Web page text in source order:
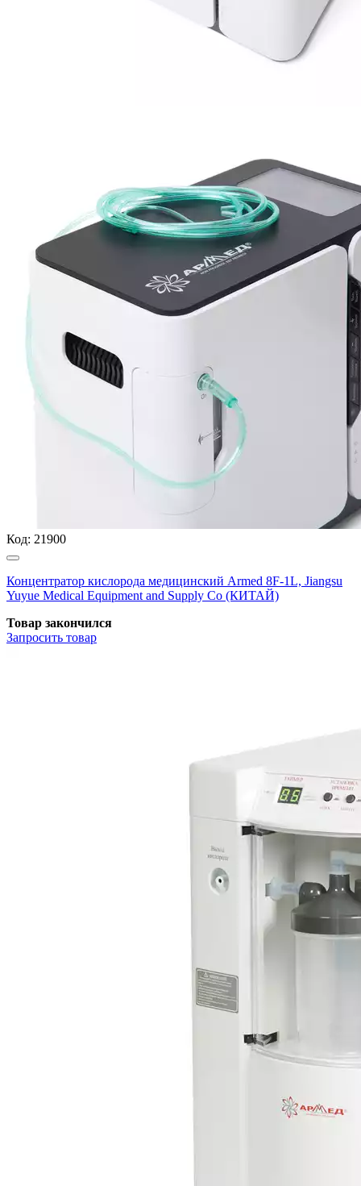
Код: 21900
Концентратор кислорода медицинский Armed 8F-1L, Jiangsu
Yuyue Medical Equipment and Supply Co (КИТАЙ)
Товар закончился
Запросить товар